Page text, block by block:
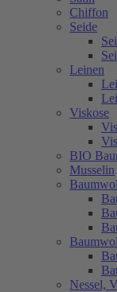
Chiffon
Seide
Leinen
Viskose
BIO
Musselin
Nessel,